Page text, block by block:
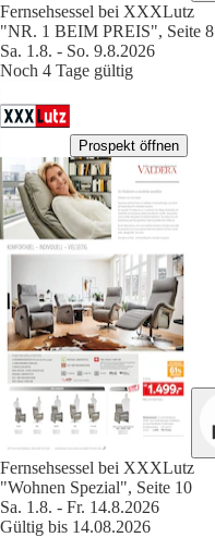
Fernsehsessel bei XXXLutz
"NR. 1 BEIM PREIS", Seite 8
Sa. 1.8. - So. 9.8.2026
Noch 4 Tage gültig
Prospekt öffnen
Fernsehsessel bei XXXLutz
"Wohnen Spezial", Seite 10
Sa. 1.8. - Fr. 14.8.2026
Gültig bis 14.08.2026